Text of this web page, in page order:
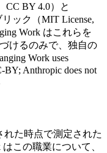
CC BY 4.0）と
ック（MIT License,
Work はこれらを
けるのみで、独自の
Work uses
BY; Anthropic does not
た時点で測定された
この職業について、